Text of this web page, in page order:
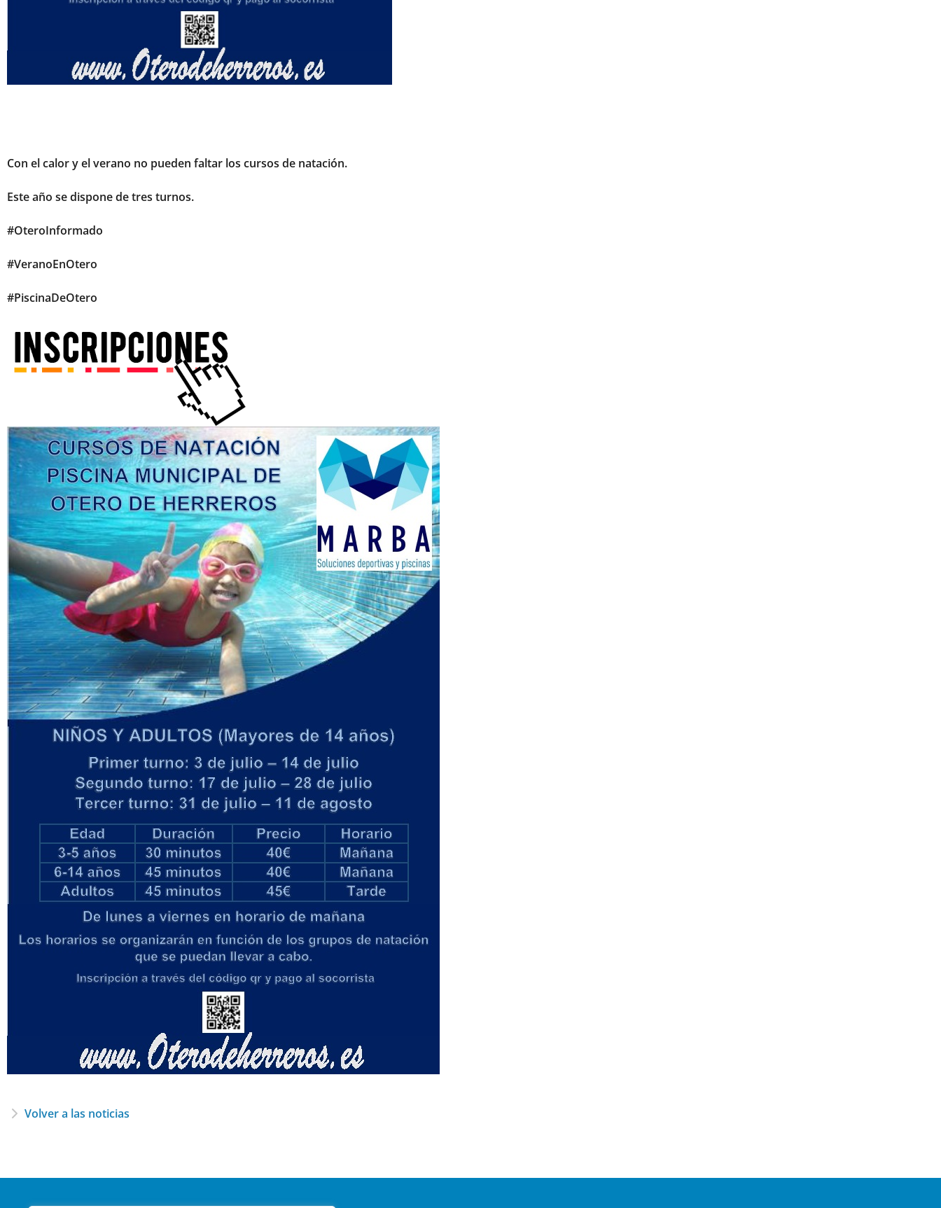
Con el calor y el verano no pueden faltar los cursos de natación.
Este año se dispone de tres turnos.
#OteroInformado
#VeranoEnOtero
#PiscinaDeOtero
Volver a las noticias